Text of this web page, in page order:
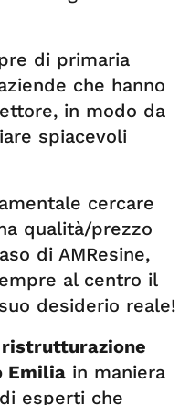
di primaria
che hanno
in modo da
spiacevoli
cercare
qualità/prezzo
di AMResine,
al centro il
desiderio reale!
ristrutturazione
Emilia in maniera
esperti che